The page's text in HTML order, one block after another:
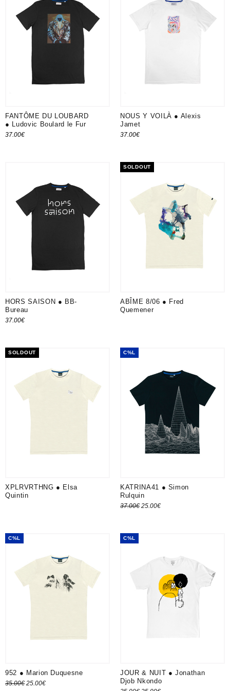
FANTÔME DU LOUBARD
● Ludovic Boulard le Fur
37.00€
NOUS Y VOILÀ ● Alexis
Jamet
37.00€
HORS SAISON ● BB-
Bureau
37.00€
SOLDOUT
ABÎME 8/06 ● Fred
Quemener
SOLDOUT
XPLRVRTHNG ● Elsa
Quintin
C%L
KATRINA41 ● Simon
Rulquin
37.00€ Le prix
25.00€Le prix
C%L
952 ● Marion Duquesne
35.00€ Le prix
25.00€Le prix
C%L
JOUR & NUIT ● Jonathan
Djob Nkondo